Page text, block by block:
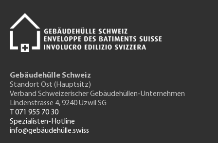
Gebäudehülle Schweiz
Standort Ost (Hauptsitz)
Verband Schweizerischer Gebäudehüllen-Unternehmen
Lindenstrasse 4, 9240 Uzwil SG
T 071 955 70 30
Spezialisten-Hotline
info@gebäudehülle.swiss